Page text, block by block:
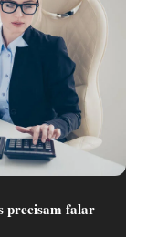
precisam falar